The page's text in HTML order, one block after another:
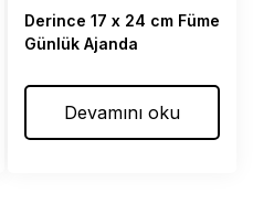
Derince 17 x 24 cm Füme
Günlük Ajanda
Devamını oku